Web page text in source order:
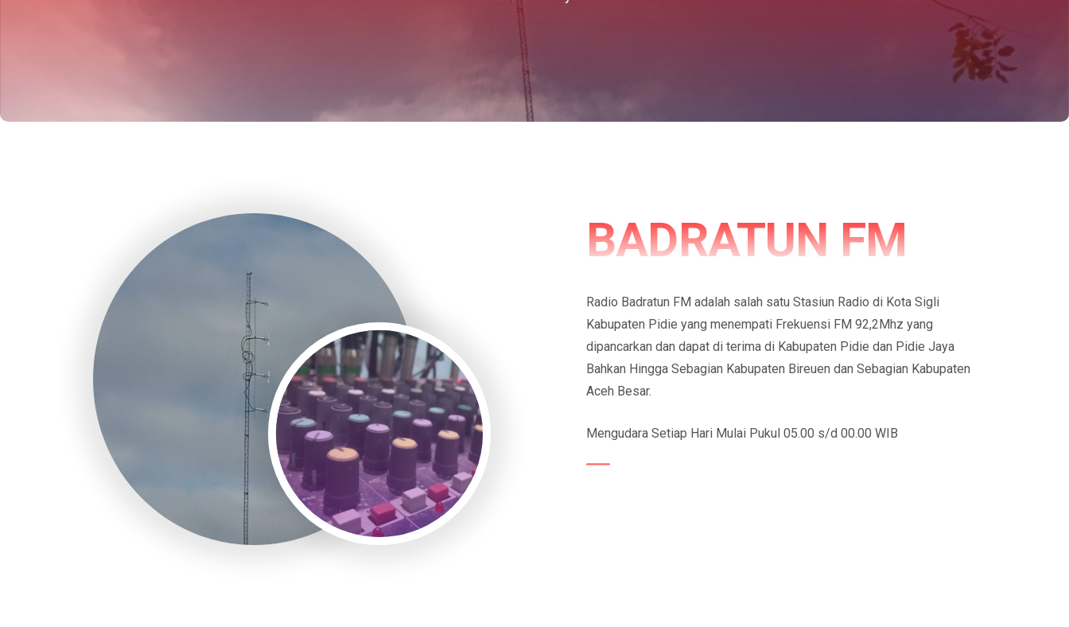
BADRATUN FM
Radio Badratun FM adalah salah satu Stasiun Radio di Kota Sigli
Kabupaten Pidie yang menempati Frekuensi FM 92,2Mhz yang
dipancarkan dan dapat di terima di Kabupaten Pidie dan Pidie Jaya
Bahkan Hingga Sebagian Kabupaten Bireuen dan Sebagian Kabupaten
Aceh Besar.
Mengudara Setiap Hari Mulai Pukul 05.00 s/d 00.00 WIB